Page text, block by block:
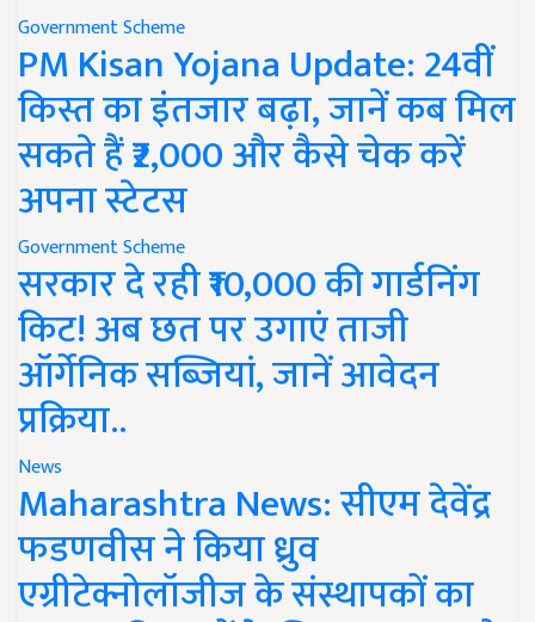
Government Scheme
PM Kisan Yojana Update: 24वीं
किस्त का इंतजार बढ़ा, जानें कब मिल
सकते हैं ₹2,000 और कैसे चेक करें
अपना स्टेटस
Government Scheme
सरकार दे रही ₹10,000 की गार्डनिंग
किट! अब छत पर उगाएं ताजी
ऑर्गेनिक सब्जियां, जानें आवेदन
प्रक्रिया..
News
Maharashtra News: सीएम देवेंद्र
फडणवीस ने किया ध्रुव
एग्रीटेक्नोलॉजीज के संस्थापकों का